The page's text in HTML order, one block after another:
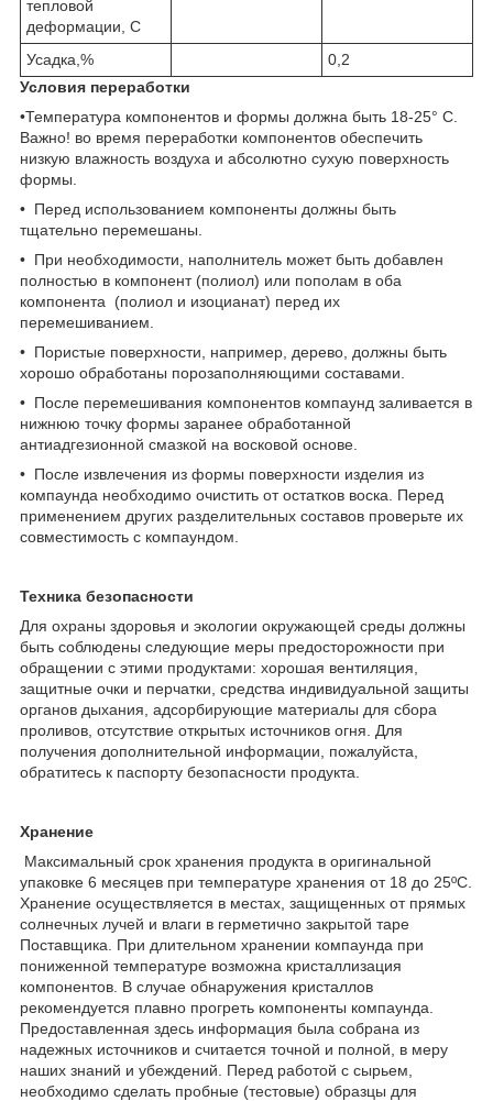
тепловой
деформации, С
Усадка,%
0,2
Условия переработки
•Температура компонентов и формы должна быть 18-25° C.
Важно! во время переработки компонентов обеспечить
низкую влажность воздуха и абсолютно сухую поверхность
формы.
• Перед использованием компоненты должны быть
тщательно перемешаны.
• При необходимости, наполнитель может быть добавлен
полностью в компонент (полиол) или пополам в оба
компонента (полиол и изоцианат) перед их
перемешиванием.
• Пористые поверхности, например, дерево, должны быть
хорошо обработаны порозаполняющими составами.
• После перемешивания компонентов компаунд заливается в
нижнюю точку формы заранее обработанной
антиадгезионной смазкой на восковой основе.
• После извлечения из формы поверхности изделия из
компаунда необходимо очистить от остатков воска. Перед
применением других разделительных составов проверьте их
совместимость с компаундом.
Техника безопасности
Для охраны здоровья и экологии окружающей среды должны
быть соблюдены следующие меры предосторожности при
обращении с этими продуктами: хорошая вентиляция,
защитные очки и перчатки, средства индивидуальной защиты
органов дыхания, адсорбирующие материалы для сбора
проливов, отсутствие открытых источников огня. Для
получения дополнительной информации, пожалуйста,
обратитесь к паспорту безопасности продукта.
Хранение
Максимальный срок хранения продукта в оригинальной
упаковке 6 месяцев при температуре хранения от 18 до 25ºC.
Хранение осуществляется в местах, защищенных от прямых
солнечных лучей и влаги в герметично закрытой таре
Поставщика. При длительном хранении компаунда при
пониженной температуре возможна кристаллизация
компонентов. В случае обнаружения кристаллов
рекомендуется плавно прогреть компоненты компаунда.
Предоставленная здесь информация была собрана из
надежных источников и считается точной и полной, в меру
наших знаний и убеждений. Перед работой с сырьем,
необходимо сделать пробные (тестовые) образцы для